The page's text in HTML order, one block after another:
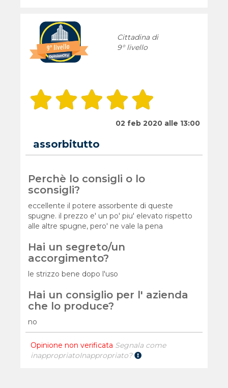
Cittadina di
9° livello
02 feb 2020 alle 13:00
assorbitutto
Perchè lo consigli o lo
sconsigli?
eccellente il potere assorbente di queste
spugne. il prezzo e' un po' piu' elevato rispetto
alle altre spugne, pero' ne vale la pena
Hai un segreto/un
accorgimento?
le strizzo bene dopo l'uso
Hai un consiglio per l' azienda
che lo produce?
no
Opinione non verificata Segnala come
inappropriatoInappropriato?